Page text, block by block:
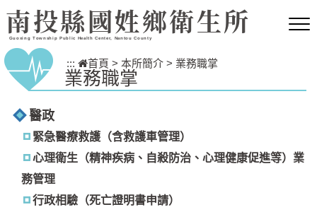
跳到主要內容區塊
南投縣國姓鄉衛生所
Guoxing Township Public Health Center, Nantou County
::: 首頁 > 本所簡介 > 業務職掌
業務職掌
醫政
緊急醫療救護（含救護車管理）
心理衛生（精神疾病、自殺防治、心理健康促進等）業
務管理
行政相驗（死亡證明書申請）